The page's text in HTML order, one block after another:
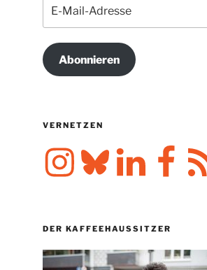
Mail-
Adresse
Abonnieren
VERNETZEN
InstagramBluesky LinkedIn FacebookRSS-
Feed
DER KAFFEEHAUSSITZER